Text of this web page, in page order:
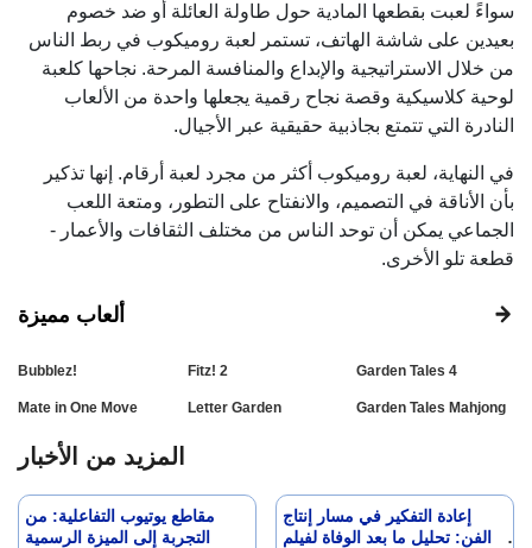
سواءً لعبت بقطعها المادية حول طاولة العائلة أو ضد خصوم
بعيدين على شاشة الهاتف، تستمر لعبة روميكوب في ربط الناس
من خلال الاستراتيجية والإبداع والمنافسة المرحة. نجاحها كلعبة
لوحية كلاسيكية وقصة نجاح رقمية يجعلها واحدة من الألعاب
النادرة التي تتمتع بجاذبية حقيقية عبر الأجيال.
في النهاية، لعبة روميكوب أكثر من مجرد لعبة أرقام. إنها تذكير
بأن الأناقة في التصميم، والانفتاح على التطور، ومتعة اللعب
الجماعي يمكن أن توحد الناس من مختلف الثقافات والأعمار -
قطعة تلو الأخرى.
ألعاب مميزة
Bubblez! Fitz! 2 Garden Tales 4
Mate in One Move Letter Garden Garden Tales Mahjong
المزيد من الأخبار
مقاطع يوتيوب التفاعلية: من
التجربة إلى الميزة الرسمية
إعادة التفكير في مسار إنتاج
الفن: تحليل ما بعد الوفاة لفيلم